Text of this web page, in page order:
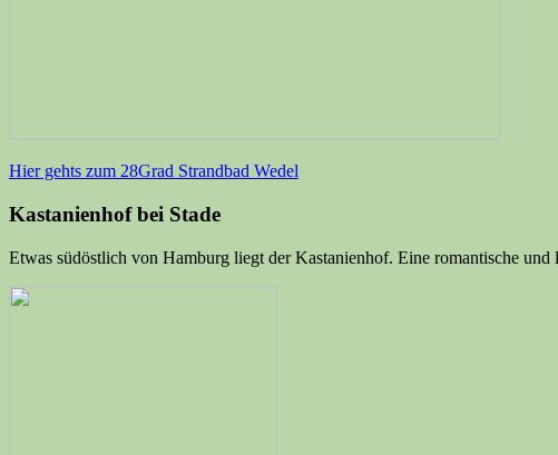
Hier gehts zum 28Grad Strandbad Wedel
Kastanienhof bei Stade
Etwas südöstlich von Hamburg liegt der Kastanienhof. Eine romantische